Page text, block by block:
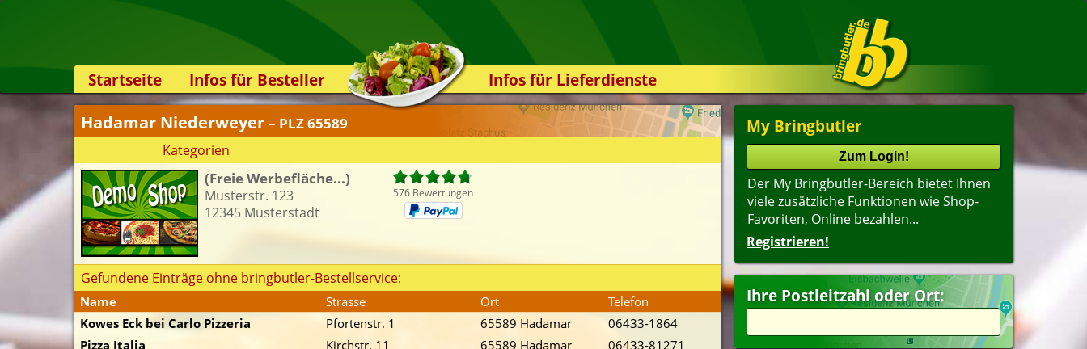
Startseite
Infos für Besteller
Lieferservice-App
Weiterempfehlen
Newsletter
Sicherheit
Kontakt
Infos für Lieferdienste
Kassensystem
Zuverlässigkeit
Styles
Kontakt
My Bringbutler
Der My Bringbutler-Bereich bietet Ihnen
viele zusätzliche Funktionen wie Shop-
Favoriten, Online bezahlen...
Registrieren!
Ihre Postleitzahl oder Ort:
Hadamar Niederweyer – PLZ 65589
Kategorien
(Freie Werbefläche...)
Musterstr. 123
12345 Musterstadt
576 Bewertungen
Gefundene Einträge ohne bringbutler-Bestellservice:
Name Strasse Ort
Telefon
Kowes Eck bei Carlo Pizzeria
Pfortenstr. 1 65589 Hadamar
06433-1864
Pizza Italia
Kirchstr. 11 65589 Hadamar
06433-81271